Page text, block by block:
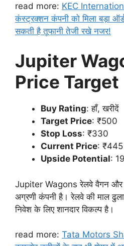
read more: KEC
कंस्ट्रक्शन कंपनी को मिला बड़ा
सकती है तूफानी तेजी रखे नजर!
Jupiter
Price Target
Buy Rating: हाँ, खरीदें
Target Price: ₹500
Stop Loss: ₹330
Current Price: ₹445
Upside Potential:
Jupiter Wagons रेलवे वैगन और
अग्रणी कंपनी है। रेलवे की माल
निवेश के लिए शानदार विकल्प है।
read more: Tata Motors